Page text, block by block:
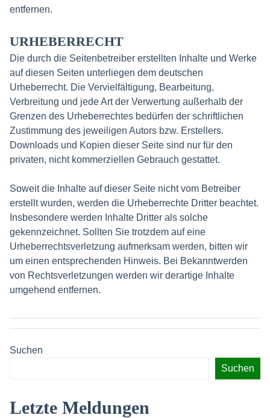
entfernen.
URHEBERRECHT
Die durch die Seitenbetreiber erstellten Inhalte und Werke
auf diesen Seiten unterliegen dem deutschen
Urheberrecht. Die Vervielfältigung, Bearbeitung,
Verbreitung und jede Art der Verwertung außerhalb der
Grenzen des Urheberrechtes bedürfen der schriftlichen
Zustimmung des jeweiligen Autors bzw. Erstellers.
Downloads und Kopien dieser Seite sind nur für den
privaten, nicht kommerziellen Gebrauch gestattet.
Soweit die Inhalte auf dieser Seite nicht vom Betreiber
erstellt wurden, werden die Urheberrechte Dritter beachtet.
Insbesondere werden Inhalte Dritter als solche
gekennzeichnet. Sollten Sie trotzdem auf eine
Urheberrechtsverletzung aufmerksam werden, bitten wir
um einen entsprechenden Hinweis. Bei Bekanntwerden
von Rechtsverletzungen werden wir derartige Inhalte
umgehend entfernen.
Suchen
Suchen
Letzte Meldungen